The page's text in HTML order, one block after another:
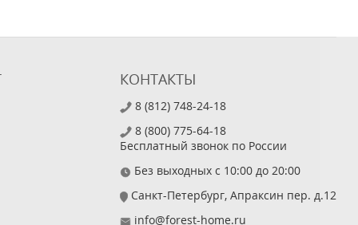
КОНТАКТЫ
8 (812) 748-24-18
8 (800) 775-64-18
Бесплатный звонок по России
Без выходных с 10:00 до 20:00
Санкт-Петербург, Апраксин пер. д.12
info@forest-home.ru